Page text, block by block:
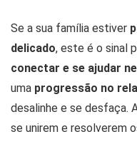
Se a sua família estiver
delicado, este é o sinal
conectar e se ajudar
uma progressão no
desalinhe e se desfaça.
se unirem e resolverem